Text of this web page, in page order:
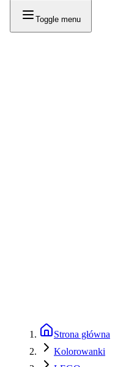
Toggle menu
Strona główna
Kolorowanki